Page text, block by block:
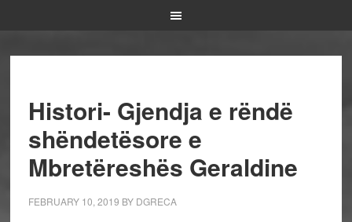
Histori- Gjendja e rëndë
shëndetësore e
Mbretëreshës Geraldine
FEBRUARY 10, 2019 BY DGRECA